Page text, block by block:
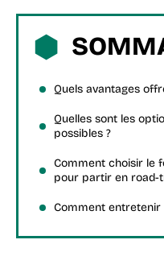
Quels avantages
Quelles sont les
possibles ?
Comment choisir le
pour partir en road-
Comment entretenir